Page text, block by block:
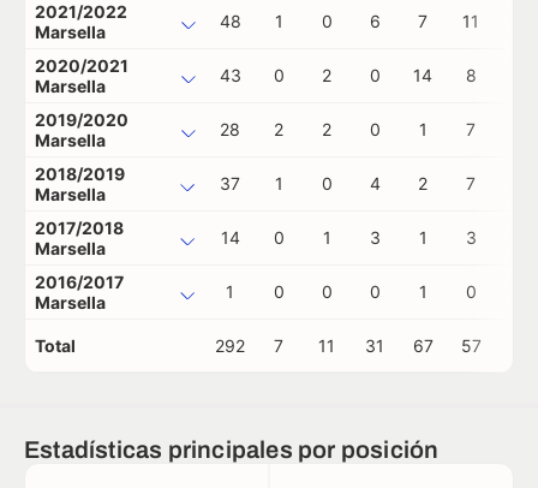
2021/2022
Marsella
48 1 0 6 7 11
2020/2021
Marsella
43 0 2 0 14 8
2019/2020
Marsella
28 2 2 0 1 7
2018/2019
Marsella
37 1 0 4 2 7
2017/2018
Marsella
14 0 1 3 1 3
2016/2017
Marsella
1 0 0 0 1 0
Total 292 7 11 31 67 57
Estadísticas principales por posición